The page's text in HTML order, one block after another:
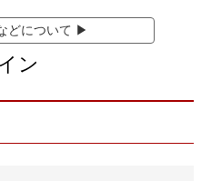
どについて ▶
ン